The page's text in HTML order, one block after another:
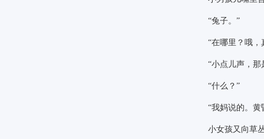
“兔子。”
“在哪里？哦，
“小点儿声，那
“什么？”
“我妈说的。黄
小女孩又向草丛